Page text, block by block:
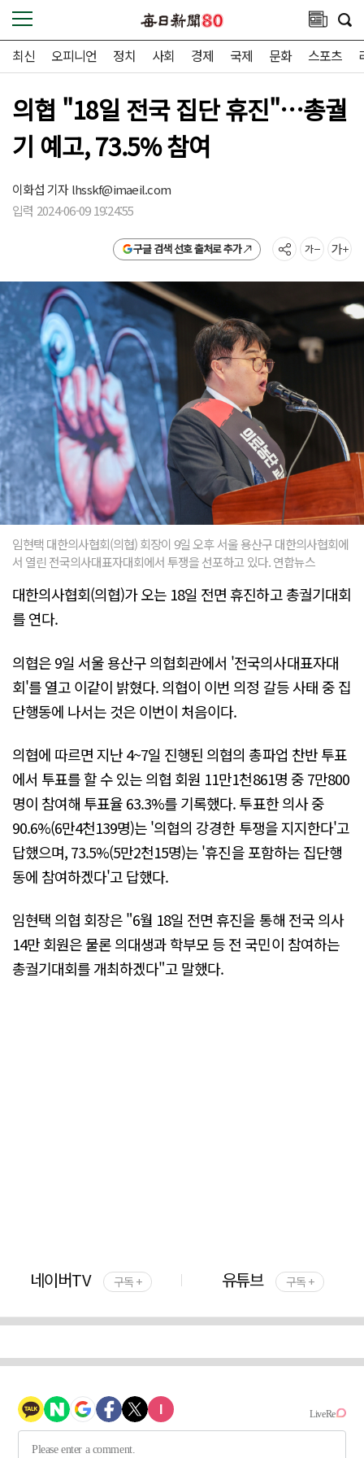
최신 오피니언 정치 사회 경제 국제 문화 스포츠
의협 "18일 전국 집단 휴진"…총궐
기 예고, 73.5% 참여
이화섭 기자lhsskf@imaeil.com
입력 2024-06-09 19:24:55
구글 검색 선호 출처로 추가
임현택 대한의사협회(의협) 회장이 9일 오후 서울 용산구 대한의사협회에
서 열린 전국의사대표자대회에서 투쟁을 선포하고 있다. 연합뉴스
대한의사협회(의협)가 오는 18일 전면 휴진하고 총궐기대회
를 연다.
의협은 9일 서울 용산구 의협회관에서 '전국의사대표자대
회'를 열고 이같이 밝혔다. 의협이 이번 의정 갈등 사태 중 집
단행동에 나서는 것은 이번이 처음이다.
의협에 따르면 지난 4~7일 진행된 의협의 총파업 찬반 투표
에서 투표를 할 수 있는 의협 회원 11만1천861명 중 7만800
명이 참여해 투표율 63.3%를 기록했다. 투표한 의사 중
90.6%(6만4천139명)는 '의협의 강경한 투쟁을 지지한다'고
답했으며, 73.5%(5만2천15명)는 '휴진을 포함하는 집단행
동에 참여하겠다'고 답했다.
임현택 의협 회장은 "6월 18일 전면 휴진을 통해 전국 의사
14만 회원은 물론 의대생과 학부모 등 전 국민이 참여하는
총궐기대회를 개최하겠다"고 말했다.
네이버TV 구독 + 유튜브 구독 +